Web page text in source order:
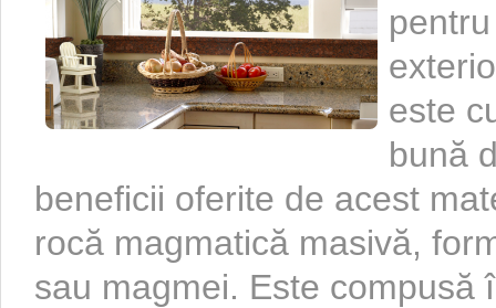
este
bună
beneficii oferite de acest
rocă magmatică masivă,
sau magmei. Este compusă